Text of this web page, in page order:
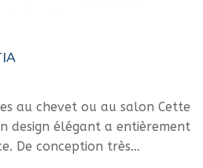
au chevet ou au salon Cette
design élégant a entièrement
De conception très…